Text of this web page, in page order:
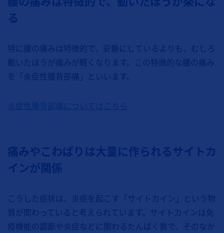
る
特に腰の痛みは特徴的で、安静にしているよりも、むしろ
動いたほうが痛みが軽くなります。この特徴的な腰の痛み
を「炎症性腰背部痛」といいます。
炎症性腰背部痛についてはこちら
痛みやこわばりは大量に作られるサイトカ
インが関係
こうした症状は、炎症を起こす「サイトカイン」という物
質が関わっていると考えられています。サイトカインは免
疫機能の調節や炎症などに関わるたんぱく質で、そのなか